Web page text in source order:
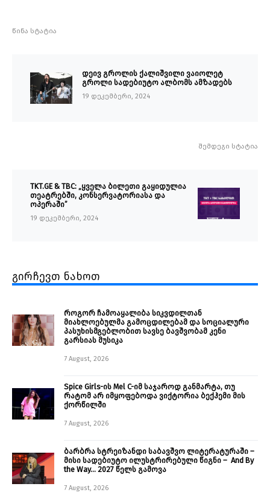
წინა სტატია
დეივ გროლის ქალიშვილი ვაიოლეტ
გროლი სადებიუტო ალბომს ამზადებს
19 დეკემბერი, 2024
შემდეგი სტატია
TKT.GE & TBC: „ყველა ბილეთი გაყიდულია
თეატრებში, კონსერვატორიასა და
ოპერაში”
19 დეკემბერი, 2024
გირჩევთ ნახოთ
როგორ ჩამოაყალიბა სიკვდილთან
მიახლოებულმა გამოცდილებამ და სოციალური
პასუხისმგებლობით სავსე ბავშვობამ კენი
გარსიას მუსიკა
7 August, 2026
Spice Girls-ის Mel C-იმ საჯაროდ განმარტა, თუ
რატომ არ იმყოფებოდა ვიქტორია ბექჰემი მის
ქორწილში
7 August, 2026
ბარბრა სტრეიზანდი საბავშვო ლიტერატურაში –
მისი სადებიუტო ილუსტრირებული წიგნი – And By
the Way… 2027 წელს გამოვა
7 August, 2026